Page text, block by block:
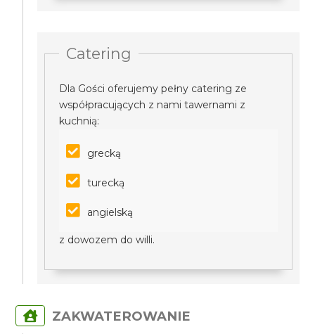
Catering
Dla Gości oferujemy pełny catering ze
współpracujących z nami tawernami z
kuchnią:
grecką
turecką
angielską
z dowozem do willi.
ZAKWATEROWANIE